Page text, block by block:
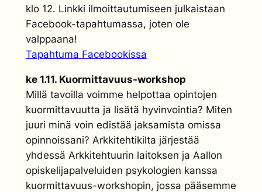
klo 12. Linkki ilmoittautumiseen julkaistaan
Facebook-tapahtumassa, joten ole
valppaana!
Tapahtuma Facebookissa
ke 1.11. Kuormittavuus-workshop
Millä tavoilla voimme helpottaa opintojen
kuormittavuutta ja lisätä hyvinvointia? Miten
juuri minä voin edistää jaksamista omissa
opinnoissani? Arkkitehtikilta järjestää
yhdessä Arkkitehtuurin laitoksen ja Aallon
opiskelijapalveluiden psykologien kanssa
kuormittavuus-workshopin, jossa pääsemme